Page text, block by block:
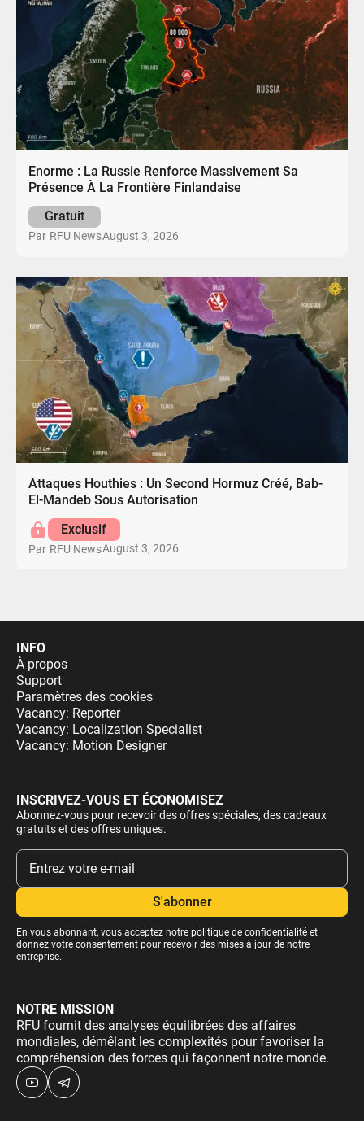
Enorme : La Russie Renforce Massivement Sa
Présence À La Frontière Finlandaise
Gratuit
Par RFU NewsAugust 3, 2026
Attaques Houthies : Un Second Hormuz Créé, Bab-
El-Mandeb Sous Autorisation
Exclusif
Par RFU NewsAugust 3, 2026
INFO
À propos
Support
Paramètres des cookies
Vacancy: Reporter
Vacancy: Localization Specialist
Vacancy: Motion Designer
INSCRIVEZ-VOUS ET ÉCONOMISEZ
Abonnez-vous pour recevoir des offres spéciales, des cadeaux
gratuits et des offres uniques.
En vous abonnant, vous acceptez notre politique de confidentialitéet
donnez votre consentement pour recevoir des mises à jour de notre
entreprise.
NOTRE MISSION
RFU fournit des analyses équilibrées des affaires
mondiales, démêlant les complexités pour favoriser la
compréhension des forces qui façonnent notre monde.